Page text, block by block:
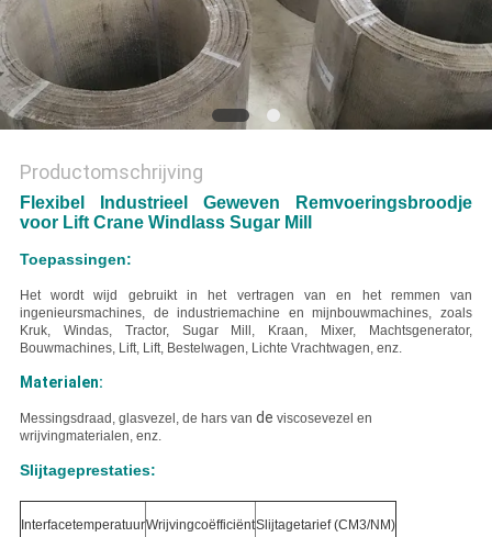
Productomschrijving
Flexibel Industrieel Geweven Remvoeringsbroodje
voor Lift Crane Windlass Sugar Mill
Toepassingen:
Het wordt wijd gebruikt in het vertragen van en het remmen van
ingenieursmachines, de industriemachine en mijnbouwmachines, zoals
Kruk, Windas, Tractor, Sugar Mill, Kraan, Mixer, Machtsgenerator,
Bouwmachines, Lift, Lift, Bestelwagen, Lichte Vrachtwagen, enz.
Materialen:
Messingsdraad, glasvezel, de hars van de viscosevezel en
wrijvingmaterialen, enz.
Slijtageprestaties:
InterfacetemperatuurWrijvingcoëfficiëntSlijtagetarief (CM3/NM)